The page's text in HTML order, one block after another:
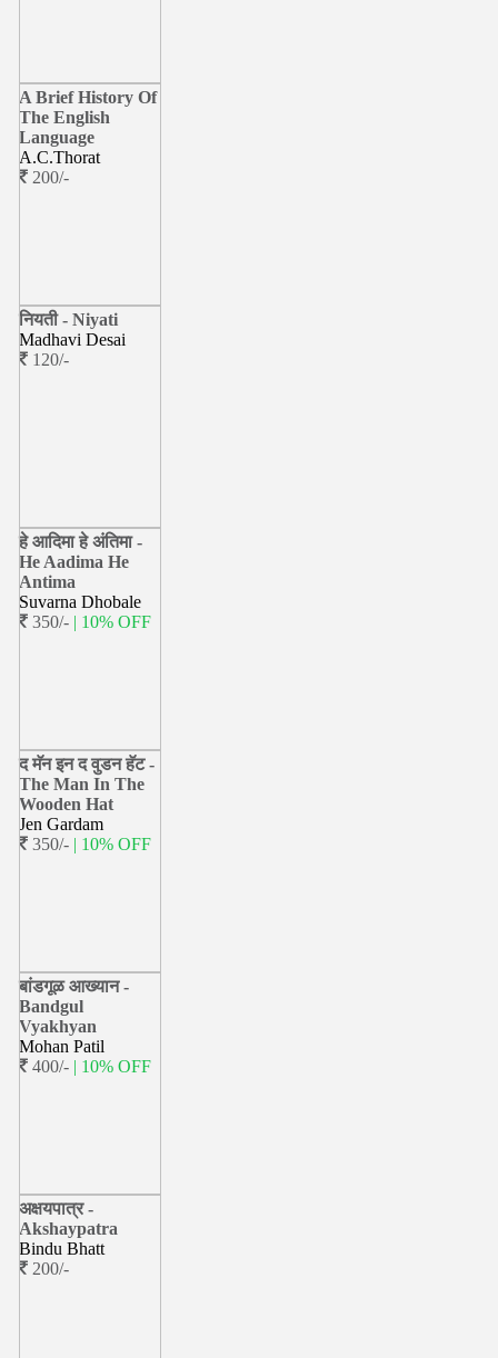
A Brief History Of
The English
Language
A.C.Thorat
200/-
नियती - Niyati
Madhavi Desai
120/-
हे आदिमा हे अंतिमा -
He Aadima He
Antima
Suvarna Dhobale
350/- | 10% OFF
द मॅन इन द वुडन हॅट -
The Man In The
Wooden Hat
Jen Gardam
350/- | 10% OFF
बांडगूळ आख्यान -
Bandgul
Vyakhyan
Mohan Patil
400/- | 10% OFF
अक्षयपात्र -
Akshaypatra
Bindu Bhatt
200/-